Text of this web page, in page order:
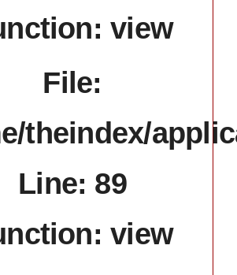
view
File:
theindex/
Line: 89
view